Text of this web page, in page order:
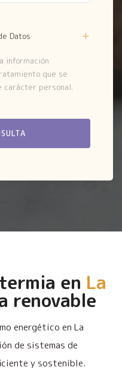
Datos
información
que se
carácter personal.
en La
renovable
energético en La
de sistemas de
y sostenible.